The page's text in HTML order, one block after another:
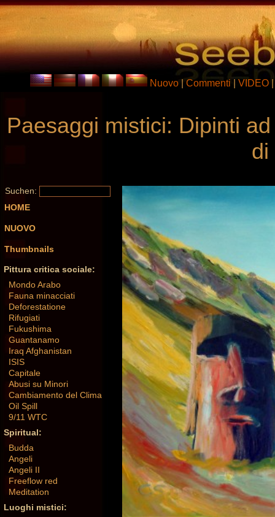
Nuovo Commenti VIDEO
Paesaggi mistici: Dipinti
di
Suchen:
HOME
NUOVO
Thumbnails
Pittura critica sociale:
Mondo Arabo
Fauna minacciati
Deforestatione
Rifugiati
Fukushima
Guantanamo
Iraq Afghanistan
ISIS
Capitale
Abusi su Minori
Cambiamento del Clima
Oil Spill
9/11 WTC
Spiritual:
Budda
Angeli
Angeli II
Freeflow red
Meditation
Luoghi mistici: